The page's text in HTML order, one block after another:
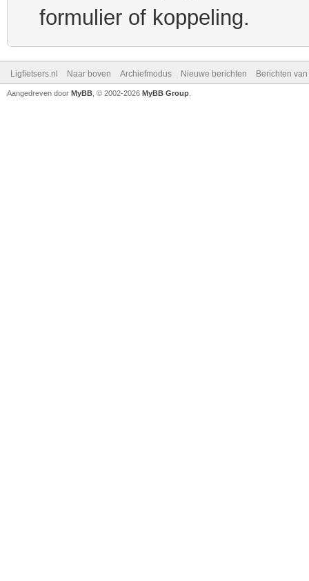
formulier of koppeling.
Ligfietsers.nl Naar boven Archiefmodus Nieuwe berichten Berichten
Aangedreven door MyBB , © 2002-2026 MyBB Group